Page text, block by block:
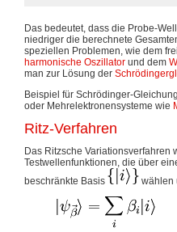
Das bedeutet, dass die Probe-
niedriger die berechnete
speziellen Problemen, wie dem
harmonische Oszillator und dem
man zur Lösung der
Beispiel für Schrödinger-
oder Mehrelektronensysteme wie
Ritz-Verfahren
Das Ritzsche Variationsverfahren
Testwellenfunktionen, die über
beschränkte Basis
wählen